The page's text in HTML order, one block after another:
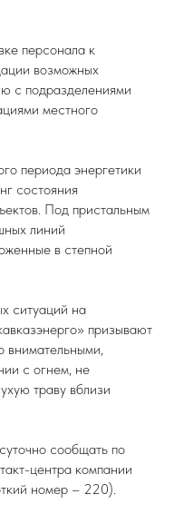
персонала к
возможных
с подразделениями
местного
периода энергетики
состояния
Под пристальным
линий
в степной
ситуаций на
призывают
внимательными,
с огнем, не
траву вблизи
сообщать по
центра компании
номер – 220).